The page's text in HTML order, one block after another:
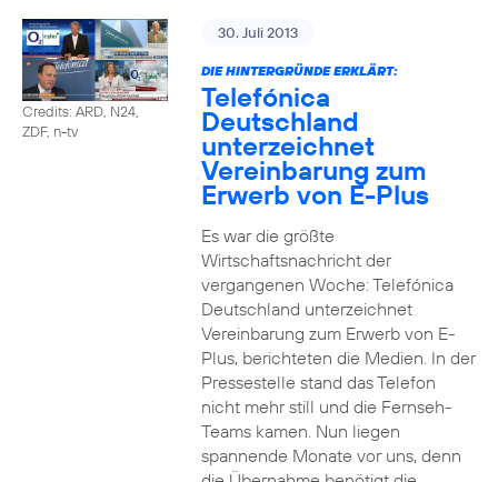
Credits: ARD, N24,
ZDF, n-tv
30. Juli 2013
DIE HINTERGRÜNDE ERKLÄRT:
Telefónica
Deutschland
unterzeichnet
Vereinbarung zum
Erwerb von E-Plus
Es war die größte
Wirtschaftsnachricht der
vergangenen Woche: Telefónica
Deutschland unterzeichnet
Vereinbarung zum Erwerb von E-
Plus, berichteten die Medien. In der
Pressestelle stand das Telefon
nicht mehr still und die Fernseh-
Teams kamen. Nun liegen
spannende Monate vor uns, denn